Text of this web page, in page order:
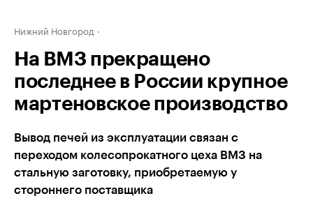
Нижний Новгород
На ВМЗ прекращено
последнее в России крупное
мартеновское производство
Вывод печей из эксплуатации связан с
переходом колесопрокатного цеха ВМЗ на
стальную заготовку, приобретаемую у
стороннего поставщика